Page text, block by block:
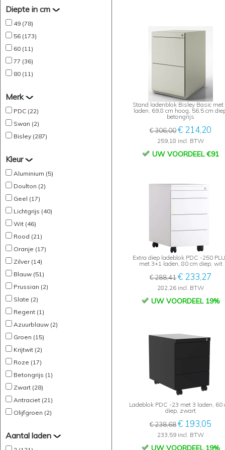
Diepte in cm
49 (78)
56 (173)
60 (11)
77 (36)
80 (11)
Merk
PDC (22)
Swan (2)
Bisley (287)
Kleur
Aluminium (5)
Doulton (2)
Geel (17)
Lichtgrijs (40)
Wit (46)
Rood (21)
Oranje (17)
Zilver (14)
Blauw (51)
Prussian (2)
Slate (2)
Regent (1)
Azuurblauw (2)
Groen (15)
Krijtwit (2)
Roze (17)
Betongrijs (1)
Zwart (28)
Antraciet (21)
Olijfgroen (2)
Aantal laden
Stand ladenblok Bisley Basic met
laden, 69,8 cm hoog, 56,5 cm
betongrijs
€ 306,00€ 214,20
259,18 incl. BTW
UW VOORDEEL €91
Extra diep ladeblok PDC -250
met 3+1 laden, 80 cm diep, wit
€ 288,41€ 233,27
282,26 incl. BTW
UW VOORDEEL 19%
Ladeblok PDC -23 met 3 laden, 60
diep, zwart
€ 238,68€ 193,05
233,59 incl. BTW
UW VOORDEEL 19%